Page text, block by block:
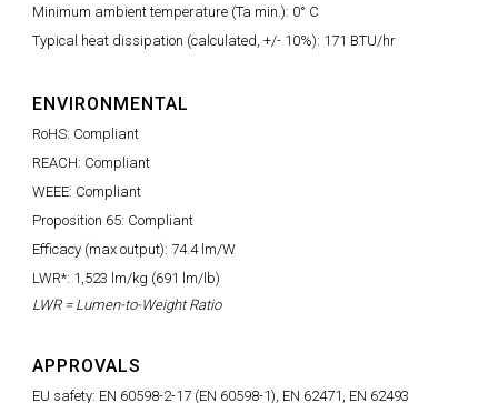
Minimum ambient temperature (Ta min.): 0° C
Typical heat dissipation (calculated, +/- 10%): 171 BTU/hr
ENVIRONMENTAL
RoHS: Compliant
REACH: Compliant
WEEE: Compliant
Proposition 65: Compliant
Efficacy (max output): 74.4 lm/W
LWR*: 1,523 lm/kg (691 lm/lb)
LWR = Lumen-to-Weight Ratio
APPROVALS
EU safety: EN 60598-2-17 (EN 60598-1), EN 62471, EN 62493